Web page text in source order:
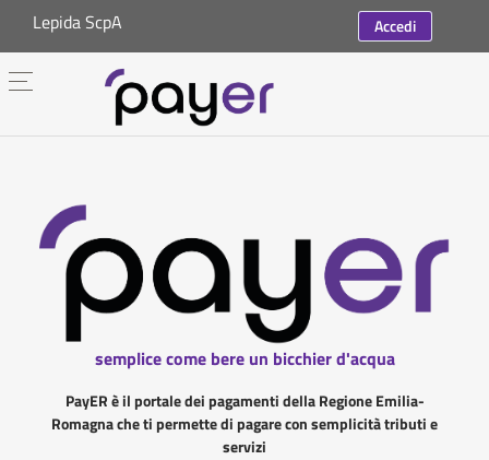
Lepida ScpA Accedi
semplice come bere un bicchier d'acqua
PayER è il portale dei pagamenti della Regione Emilia-
Romagna che ti permette di pagare con semplicità tributi e
servizi